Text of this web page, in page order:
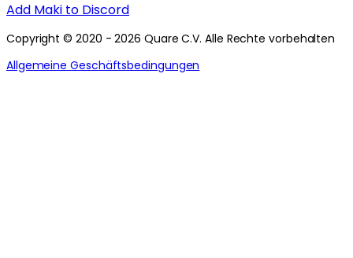
Add Maki to Discord
Copyright © 2020 - 2026 Quare C.V. Alle Rechte vorbehalten
Allgemeine Geschäftsbedingungen